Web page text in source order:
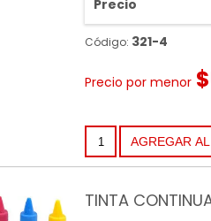
Precio
Código: 321-4
Precio por menor
TINTA